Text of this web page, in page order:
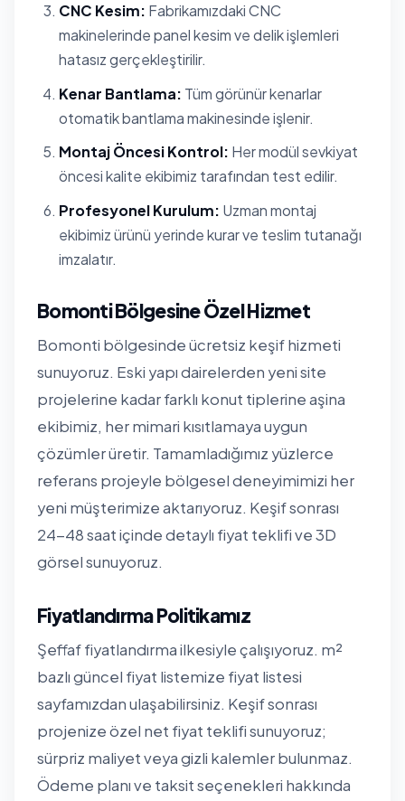
CNC Kesim: Fabrikamızdaki CNC
makinelerinde panel kesim ve delik işlemleri
hatasız gerçekleştirilir.
Kenar Bantlama: Tüm görünür kenarlar
otomatik bantlama makinesinde işlenir.
Montaj Öncesi Kontrol: Her modül sevkiyat
öncesi kalite ekibimiz tarafından test edilir.
Profesyonel Kurulum: Uzman montaj
ekibimiz ürünü yerinde kurar ve teslim tutanağı
imzalatır.
Bomonti Bölgesine Özel Hizmet
Bomonti bölgesinde ücretsiz keşif hizmeti
sunuyoruz. Eski yapı dairelerden yeni site
projelerine kadar farklı konut tiplerine aşina
ekibimiz, her mimari kısıtlamaya uygun
çözümler üretir. Tamamladığımız yüzlerce
referans projeyle bölgesel deneyimimizi her
yeni müşterimize aktarıyoruz. Keşif sonrası
24-48 saat içinde detaylı fiyat teklifi ve 3D
görsel sunuyoruz.
Fiyatlandırma Politikamız
Şeffaf fiyatlandırma ilkesiyle çalışıyoruz. m²
bazlı güncel fiyat listemize fiyat listesi
sayfamızdanulaşabilirsiniz. Keşif sonrası
projenize özel net fiyat teklifi sunuyoruz;
sürpriz maliyet veya gizli kalemler bulunmaz.
Ödeme planı ve taksit seçenekleri hakkında